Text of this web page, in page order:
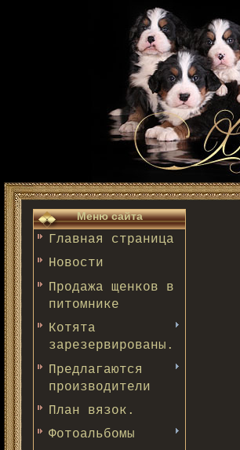
Меню сайта
Главная страница
Новости
Продажа щенков в
питомнике
Котята
зарезервированы.
Предлагаются
производители
План вязок.
Фотоальбомы